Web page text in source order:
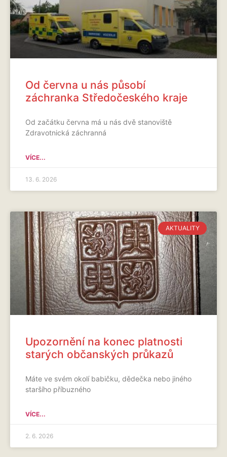
Od června u nás působí
záchranka Středočeského kraje
Od začátku června má u nás dvě stanoviště
Zdravotnická záchranná
VÍCE...
13. 6. 2026
AKTUALITY
Upozornění na konec platnosti
starých občanských průkazů
Máte ve svém okolí babičku, dědečka nebo jiného
staršího příbuzného
VÍCE...
2. 6. 2026